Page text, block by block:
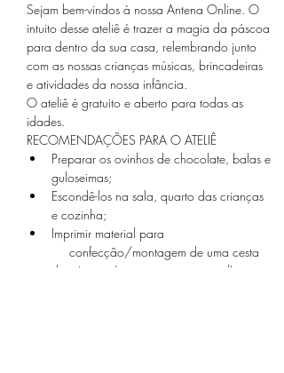
Sejam bem-vindos à nossa Antena Online. O
intuito desse ateliê é trazer a magia da páscoa
para dentro da sua casa, relembrando junto
com as nossas crianças músicas, brincadeiras
e atividades da nossa infância.
O ateliê é gratuito e aberto para todas as
idades.
RECOMENDAÇÕES PARA O ATELIÊ
Preparar os ovinhos de chocolate, balas e
guloseimas;
Escondê-los na sala, quarto das crianças
e cozinha;
Imprimir material para
confecção/montagem de uma cesta
de páscoa. (enviaremos por e-mail)